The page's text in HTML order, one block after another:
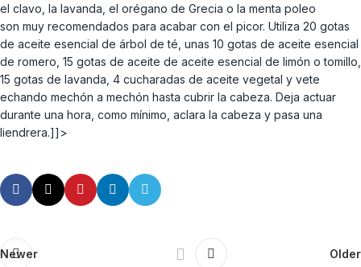
el clavo, la lavanda, el orégano de Grecia o la menta poleo
son muy recomendados para acabar con el picor. Utiliza 20 gotas
de aceite esencial de árbol de té, unas 10 gotas de aceite esencial
de romero, 15 gotas de aceite de aceite esencial de limón o tomillo,
15 gotas de lavanda, 4 cucharadas de aceite vegetal y vete
echando mechón a mechón hasta cubrir la cabeza. Deja actuar
durante una hora, como mínimo, aclara la cabeza y pasa una
liendrera.]]>
Newer Older